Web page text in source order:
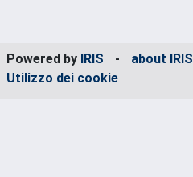
Powered by IRIS - about IRIS
Utilizzo dei cookie